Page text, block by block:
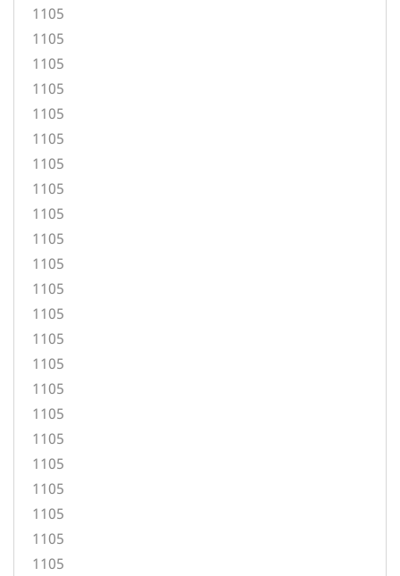
1105
1105
1105
1105
1105
1105
1105
1105
1105
1105
1105
1105
1105
1105
1105
1105
1105
1105
1105
1105
1105
1105
1105